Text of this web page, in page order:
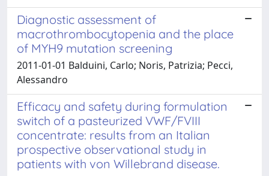
Diagnostic assessment of
macrothrombocytopenia and the place
of MYH9 mutation screening
2011-01-01 Balduini, Carlo; Noris, Patrizia; Pecci,
Alessandro
Efficacy and safety during formulation
switch of a pasteurized VWF/FVIII
concentrate: results from an Italian
prospective observational study in
patients with von Willebrand disease.